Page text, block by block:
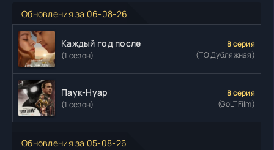
Обновления за 06-08-26
Каждый год после
(1 сезон)
8 серия
(ТО Дубляжная)
Паук-Нуар
(1 сезон)
8 серия
(GoLTFilm)
Обновления за 05-08-26